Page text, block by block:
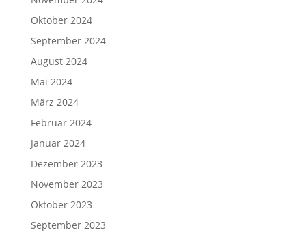
Oktober 2024
September 2024
August 2024
Mai 2024
März 2024
Februar 2024
Januar 2024
Dezember 2023
November 2023
Oktober 2023
September 2023